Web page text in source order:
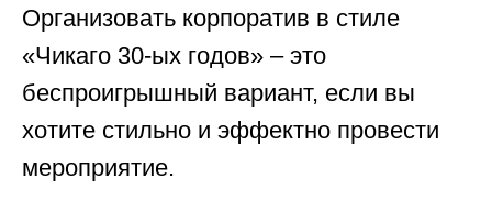
Организовать корпоратив в стиле
«Чикаго 30-ых годов» – это
беспроигрышный вариант, если вы
хотите стильно и эффектно провести
мероприятие.